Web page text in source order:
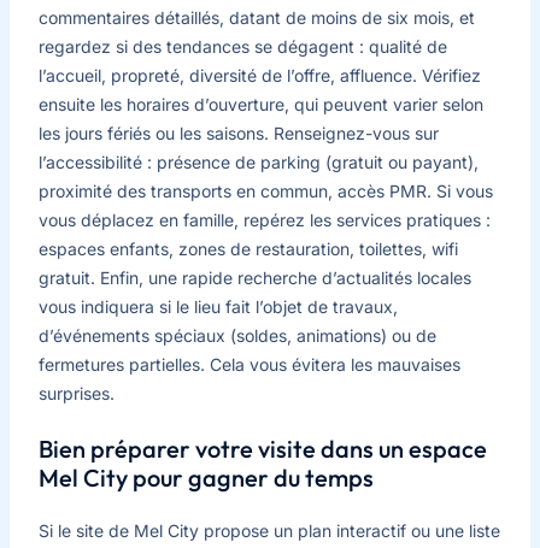
commentaires détaillés, datant de moins de six mois, et
regardez si des tendances se dégagent : qualité de
l’accueil, propreté, diversité de l’offre, affluence. Vérifiez
ensuite les horaires d’ouverture, qui peuvent varier selon
les jours fériés ou les saisons. Renseignez-vous sur
l’accessibilité : présence de parking (gratuit ou payant),
proximité des transports en commun, accès PMR. Si vous
vous déplacez en famille, repérez les services pratiques :
espaces enfants, zones de restauration, toilettes, wifi
gratuit. Enfin, une rapide recherche d’actualités locales
vous indiquera si le lieu fait l’objet de travaux,
d’événements spéciaux (soldes, animations) ou de
fermetures partielles. Cela vous évitera les mauvaises
surprises.
Bien préparer votre visite dans un espace
Mel City pour gagner du temps
Si le site de Mel City propose un plan interactif ou une liste